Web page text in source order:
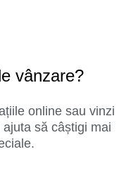
vânzare?
online sau vinzi
să câștigi mai